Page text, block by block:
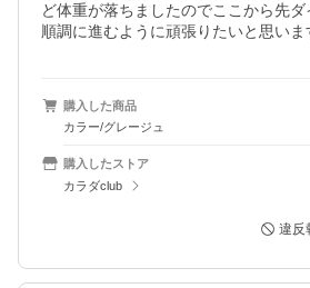
ど体重が落ちましたのでここから先
順調に進むように頑張りたいと思いま
購入した商品
カラー/グレージュ
購入したストア
カラダclub
違反